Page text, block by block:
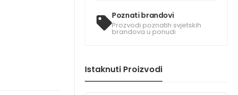
Poznati brandovi
Prozvodi poznatih svjetskih
brandova u ponudi
Istaknuti Proizvodi